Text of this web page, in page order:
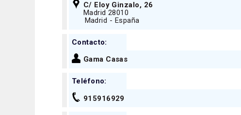
C/ Eloy Ginzalo, 26
Madrid 28010
Madrid - España
Contacto:
Gama Casas
Teléfono:
915916929